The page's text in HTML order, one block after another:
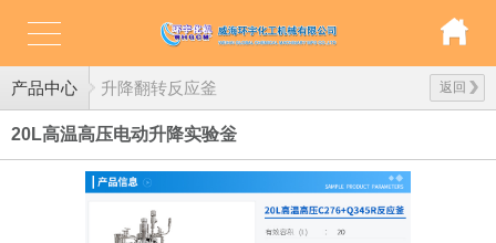
产品中心 返回
升降翻转反应釜
20L高温高压电动升降实验釡